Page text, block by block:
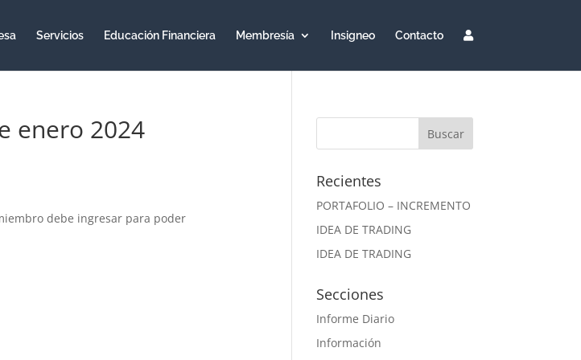
Servicios Educación Financiera Membresía Insigneo Contacto
enero 2024
debe ingresar para poder
Recientes
PORTAFOLIO – INCREMENTO
IDEA DE TRADING
IDEA DE TRADING
Secciones
Informe Diario
Información